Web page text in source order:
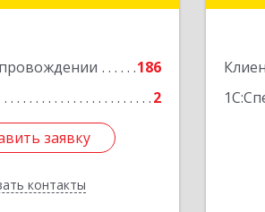
186
2
заявку
контакты
заявку
Назад